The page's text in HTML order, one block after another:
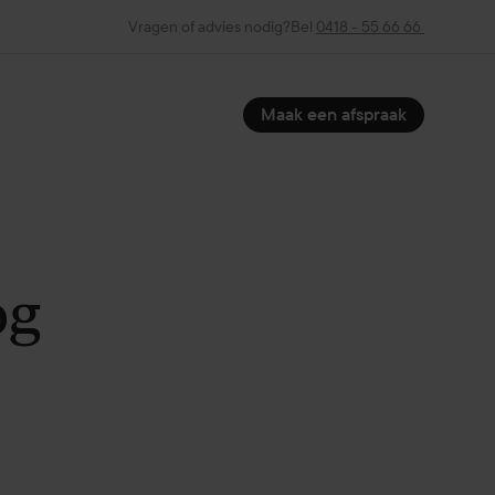
Vragen of advies nodig?Bel 0418 - 55 66 66
Maak een afspraak